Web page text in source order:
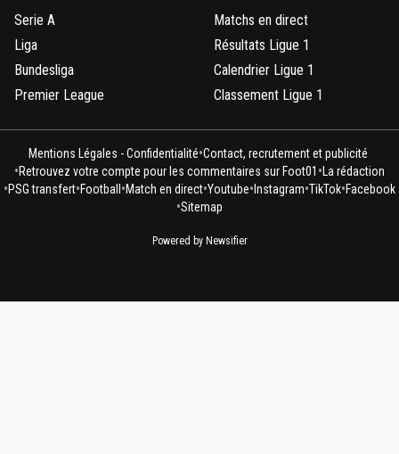
Serie A
Liga
Bundesliga
Premier League
Matchs en direct
Résultats Ligue 1
Calendrier Ligue 1
Classement Ligue 1
Mentions Légales - Confidentialité•Contact, recrutement et publicité
•Retrouvez votre compte pour les commentaires sur Foot01 •La rédaction
•PSG transfert•Football •Match en direct•Youtube• Instagram•TikTok•Facebook
•Sitemap
Powered by Newsifier